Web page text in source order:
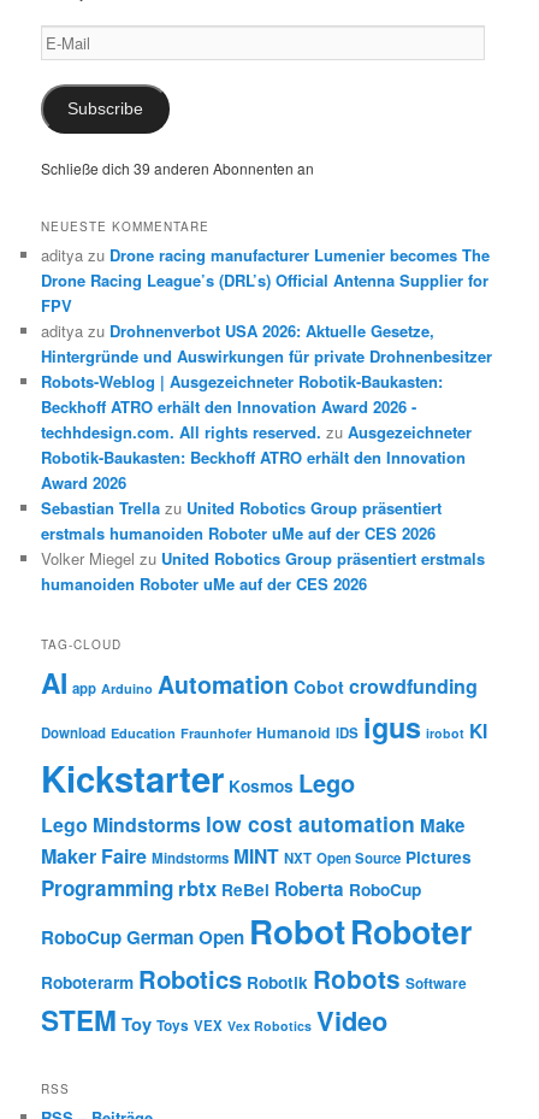
E-
Mail
Subscribe
Schließe dich 39 anderen Abonnenten an
NEUESTE KOMMENTARE
aditya zu Drone racing manufacturer Lumenier becomes The
Drone Racing League’s (DRL’s) Official Antenna Supplier for
FPV
aditya zu Drohnenverbot USA 2026: Aktuelle Gesetze,
Hintergründe und Auswirkungen für private Drohnenbesitzer
Robots-Weblog | Ausgezeichneter Robotik-Baukasten:
Beckhoff ATRO erhält den Innovation Award 2026 -
techhdesign.com. All rights reserved. zuAusgezeichneter
Robotik-Baukasten: Beckhoff ATRO erhält den Innovation
Award 2026
Sebastian Trella zu United Robotics Group präsentiert
erstmals humanoiden Roboter uMe auf der CES 2026
Volker Miegel zu United Robotics Group präsentiert erstmals
humanoiden Roboter uMe auf der CES 2026
TAG-CLOUD
AI app Arduino Automation Cobot crowdfunding
Download Education Fraunhofer Humanoid IDS igus irobot KI
Kickstarter Kosmos Lego
Lego Mindstorms low cost automation Make
Maker Faire Mindstorms MINT NXT Open Source Pictures
Programming rbtx ReBel Roberta RoboCup
RoboCup German Open RobotRoboter
Roboterarm Robotics Robotik Robots Software
STEM Toy Toys VEX Vex Robotics Video
RSS